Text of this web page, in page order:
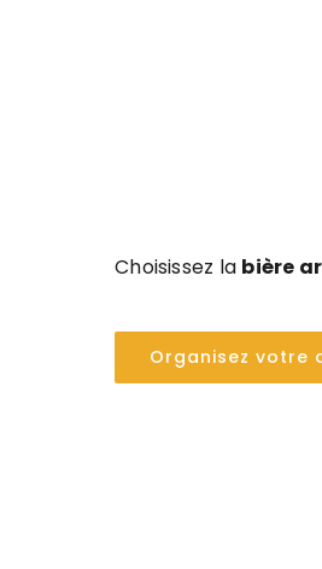
Choisissez la bière
Organisez votre